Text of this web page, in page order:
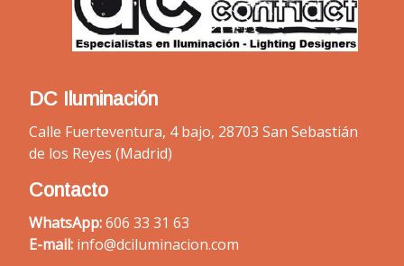
DC Iluminación
Calle Fuerteventura, 4 bajo, 28703 San Sebastián
de los Reyes (Madrid)
Contacto
WhatsApp:606 33 31 63
E-mail: info@dciluminacion.com